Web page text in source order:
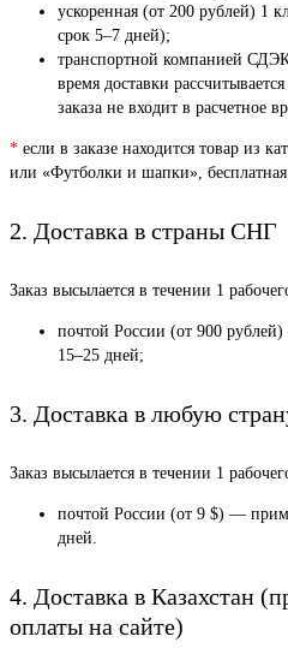
ускоренная (от 200 рублей) 1
срок 5–7 дней);
транспортной компанией
время доставки
заказа не входит в расчетное
* если в заказе находится товар из
или «Футболки и шапки», бесплатная
2. Доставка в страны СНГ
Заказ высылается в течении 1
почтой России (от 900
15–25 дней;
3. Доставка в любую
Заказ высылается в течении 1
почтой России (от 9 $) —
дней.
4. Доставка в Казахстан
оплаты на сайте)